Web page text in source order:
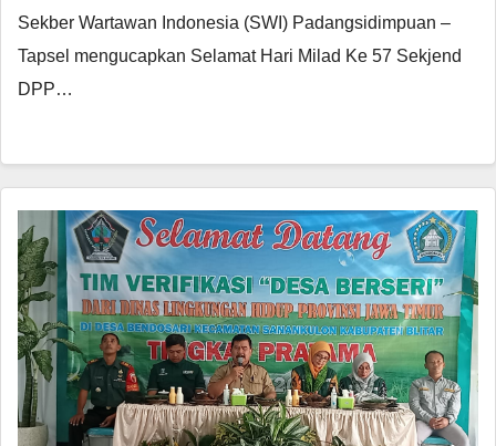
Sekber Wartawan Indonesia (SWI) Padangsidimpuan –
Tapsel mengucapkan Selamat Hari Milad Ke 57 Sekjend
DPP…